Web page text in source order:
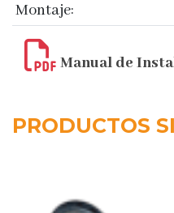
Montaje:
Manual de
PRODUCTOS